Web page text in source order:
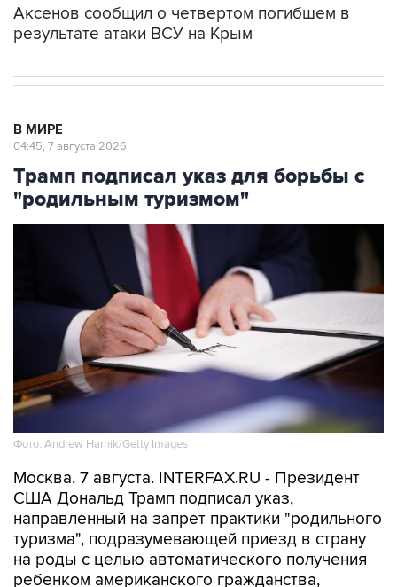
Трамп подписал указ для борьбы с
"родильным туризмом"
Фото: Andrew Harnik/Getty Images
Москва. 7 августа. INTERFAX.RU - Президент
направленный на запрет практики "родильного
туризма", подразумевающей приезд в страну
на роды с целью автоматического получения
ребенком американского гражданства,
сообщаетсяна сайте Белого дома.